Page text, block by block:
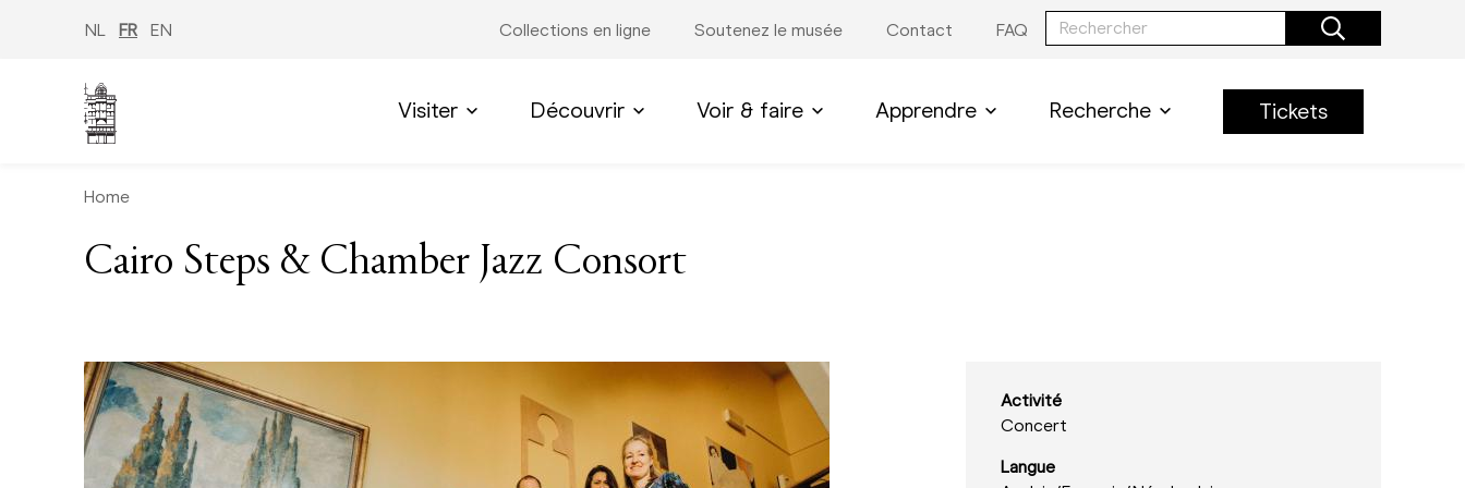
NL FR EN Collections en ligne Soutenez le musée Contact FAQ
Visiter Découvrir Voir & faire Apprendre Recherche Tickets
Home
Cairo Steps & Chamber Jazz Consort
Activité
Concert
Langue